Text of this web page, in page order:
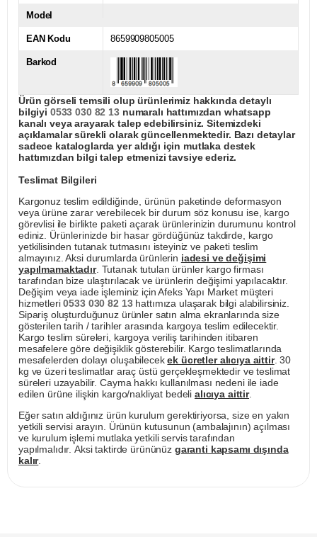
Model
EAN Kodu 8659909805005
Barkod
Ürün görseli temsili olup ürünlerimiz hakkında detaylı
bilgiyi 0533 030 82 13numaralı hattımızdan whatsapp
kanalı veya arayarak talep edebilirsiniz. Sitemizdeki
açıklamalar sürekli olarak güncellenmektedir. Bazı detaylar
sadece kataloglarda yer aldığı için mutlaka destek
hattımızdan bilgi talep etmenizi tavsiye ederiz.
Teslimat Bilgileri
Kargonuz teslim edildiğinde, ürünün paketinde deformasyon
veya ürüne zarar verebilecek bir durum söz konusu ise, kargo
görevlisi ile birlikte paketi açarak ürünlerinizin durumunu kontrol
ediniz. Ürünlerinizde bir hasar gördüğünüz takdirde, kargo
yetkilisinden tutanak tutmasını isteyiniz ve paketi teslim
almayınız. Aksi durumlarda ürünlerin iadesi ve değişimi
yapılmamaktadır. Tutanak tutulan ürünler kargo firması
tarafından bize ulaştırılacak ve ürünlerin değişimi yapılacaktır.
Değişim veya iade işleminiz için Afeks Yapı Market müşteri
hizmetleri0533 030 82 13hattımıza ulaşarak bilgi alabilirsiniz.
Sipariş oluşturduğunuz ürünler satın alma ekranlarında size
gösterilen tarih / tarihler arasında kargoya teslim edilecektir.
Kargo teslim süreleri, kargoya veriliş tarihinden itibaren
mesafelere göre değişiklik gösterebilir. Kargo teslimatlarında
mesafelerden dolayı oluşabilecekek ücretler alıcıya aittir. 30
kg ve üzeri teslimatlar araç üstü gerçekleşmektedir ve teslimat
süreleri uzayabilir. Cayma hakkı kullanılması nedeni ile iade
edilen ürüne ilişkin kargo/nakliyat bedeli alıcıya aittir.
Eğer satın aldığınız ürün kurulum gerektiriyorsa, size en yakın
yetkili servisi arayın. Ürünün kutusunun (ambalajının) açılması
ve kurulum işlemi mutlaka yetkili servis tarafından
yapılmalıdır. Aksi taktirde ürününüz garanti kapsamı dışında
kalır.